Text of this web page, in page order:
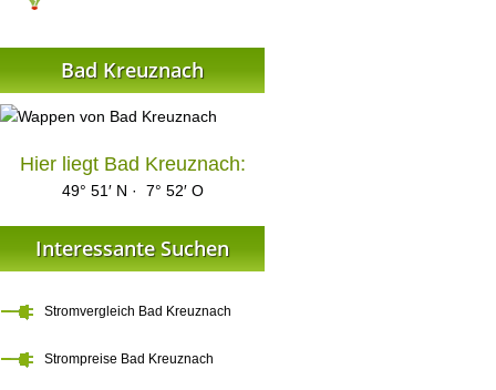
Bad Kreuznach
Hier liegt Bad Kreuznach:
49° 51′ N · 7° 52′ O
Interessante Suchen
Stromvergleich Bad Kreuznach
Strompreise Bad Kreuznach